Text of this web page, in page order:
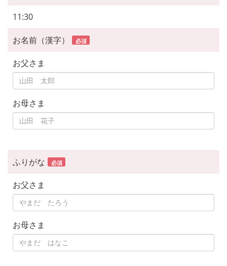
11:30
お名前（漢字） 必須
お父さま
お母さま
ふりがな 必須
お父さま
お母さま